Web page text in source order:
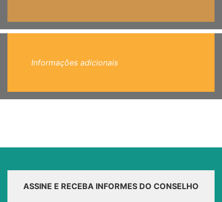
Informações adicionais
ASSINE E RECEBA INFORMES DO CONSELHO